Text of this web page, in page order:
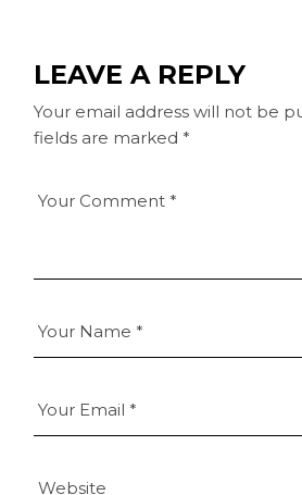
LEAVE A REPLY
Your email address will not be
fields are marked *